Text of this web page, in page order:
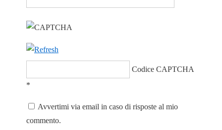
Codice CAPTCHA
*
Avvertimi via email in caso di risposte al mio
commento.